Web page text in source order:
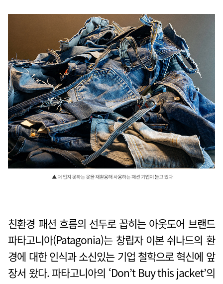
친환경 패션 흐름의 선두로 꼽히는 아웃도어 브랜드
파타고니아(Patagonia)는 창립자 이본 쉬나드의 환
경에 대한 인식과 소신있는 기업 철학으로 혁신에 앞
장서 왔다. 파타고니아의 ‘Don’t Buy this jacket’의